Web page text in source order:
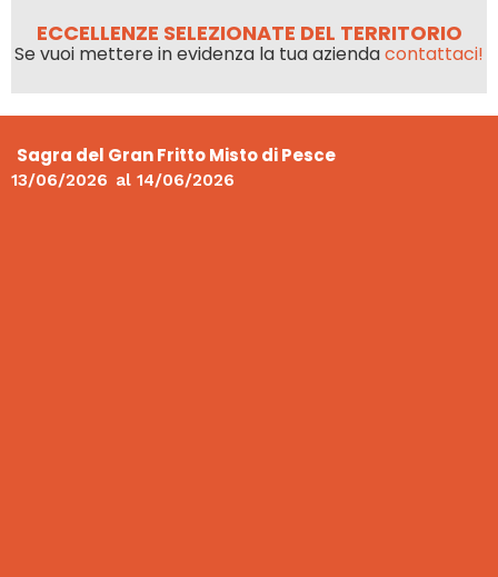
ECCELLENZE SELEZIONATE DEL TERRITORIO
Se vuoi mettere in evidenza la tua aziendacontattaci!
Sagra del Gran Fritto Misto di Pesce
13/06/2026 al 14/06/2026